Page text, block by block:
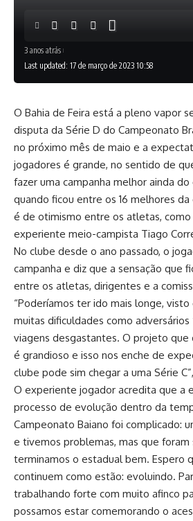
Last updated: 17 de março de 2023 10:58
3 anos atrás
O Bahia de Feira está a pleno vapor
disputa da Série D do Campeonato
no próximo mês de maio e a
jogadores é grande, no sentido de
fazer uma campanha melhor ainda
quando ficou entre os 16 melhores
é de otimismo entre os atletas,
experiente meio-campista Tiago
No clube desde o ano passado, o
campanha e diz que a sensação que
entre os atletas, dirigentes e a
“Poderíamos ter ido mais longe,
muitas dificuldades como adversários
viagens desgastantes. O projeto que
é grandioso e isso nos enche de
clube pode sim chegar a uma Série
O experiente jogador acredita que a
processo de evolução dentro da
Campeonato Baiano foi complicado:
e tivemos problemas, mas que foram
terminamos o estadual bem. Espero
continuem como estão: evoluindo.
trabalhando forte com muito afinco
possamos estar comemorando o